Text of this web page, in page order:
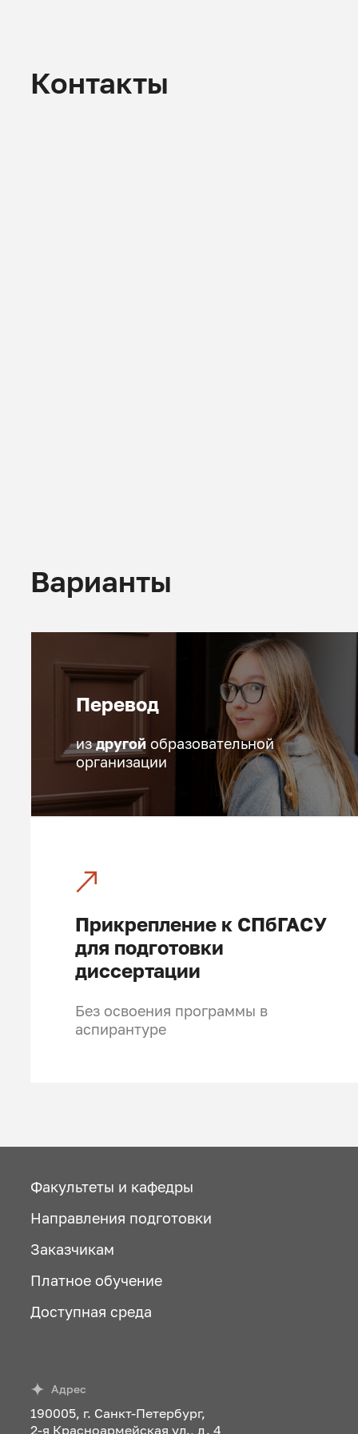
Контакты
Варианты
Перевод
издругой образовательной
организации
Прикрепление к СПбГАСУ
для подготовки
диссертации
Без освоения программы в
аспирантуре
Факультеты и кафедры
Направления подготовки
Заказчикам
Платное обучение
Доступная среда
Адрес
190005, г. Санкт-Петербург,
2-я Красноармейская ул., д. 4